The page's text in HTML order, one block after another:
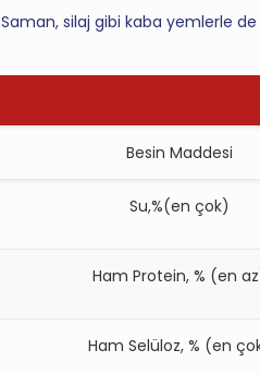
Saman, silaj gibi kaba yemlerle
Besin Maddesi
Su,%(en çok)
Ham Protein, % (en
Ham Selüloz, % (en